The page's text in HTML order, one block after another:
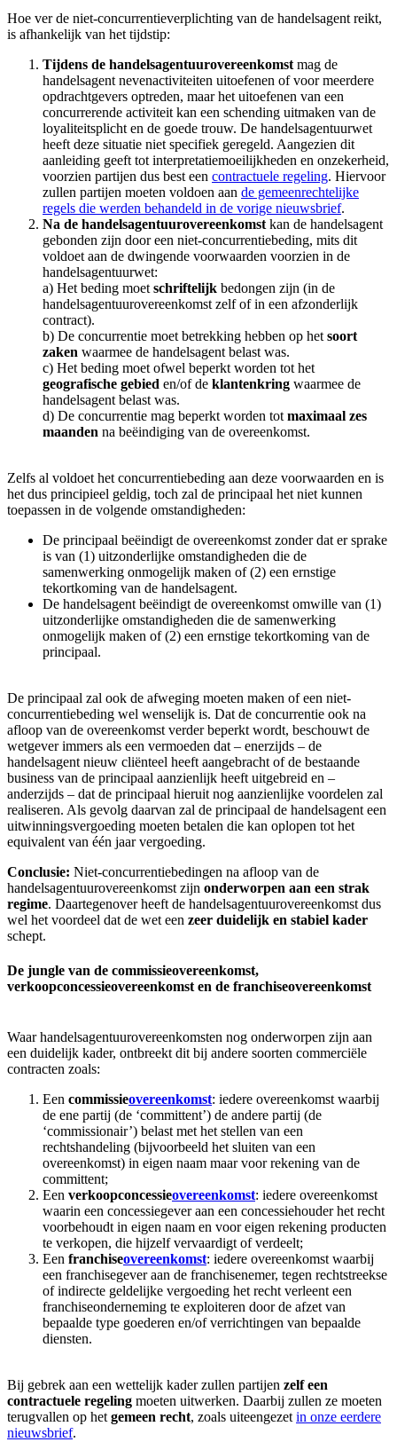
Hoe ver de niet-concurrentieverplichting van de handelsagent reikt,
is afhankelijk van het tijdstip:
Tijdens de handelsagentuurovereenkomst mag de
handelsagent nevenactiviteiten uitoefenen of voor meerdere
opdrachtgevers optreden, maar het uitoefenen van een
concurrerende activiteit kan een schending uitmaken van de
loyaliteitsplicht en de goede trouw. De handelsagentuurwet
heeft deze situatie niet specifiek geregeld. Aangezien dit
aanleiding geeft tot interpretatiemoeilijkheden en onzekerheid,
voorzien partijen dus best een contractuele regeling. Hiervoor
zullen partijen moeten voldoen aan de gemeenrechtelijke
regels die werden behandeld in de vorige nieuwsbrief.
Na de handelsagentuurovereenkomst kan de handelsagent
gebonden zijn door een niet-concurrentiebeding, mits dit
voldoet aan de dwingende voorwaarden voorzien in de
handelsagentuurwet:
a) Het beding moet schriftelijk bedongen zijn (in de
handelsagentuurovereenkomst zelf of in een afzonderlijk
contract).
b) De concurrentie moet betrekking hebben op het soort
zaken waarmee de handelsagent belast was.
c) Het beding moet ofwel beperkt worden tot het
geografische gebied en/of de klantenkring waarmee de
handelsagent belast was.
d) De concurrentie mag beperkt worden tot maximaal zes
maanden na beëindiging van de overeenkomst.
Zelfs al voldoet het concurrentiebeding aan deze voorwaarden en is
het dus principieel geldig, toch zal de principaal het niet kunnen
toepassen in de volgende omstandigheden:
De principaal beëindigt de overeenkomst zonder dat er sprake
is van (1) uitzonderlijke omstandigheden die de
samenwerking onmogelijk maken of (2) een ernstige
tekortkoming van de handelsagent.
De handelsagent beëindigt de overeenkomst omwille van (1)
uitzonderlijke omstandigheden die de samenwerking
onmogelijk maken of (2) een ernstige tekortkoming van de
principaal.
De principaal zal ook de afweging moeten maken of een niet-
concurrentiebeding wel wenselijk is. Dat de concurrentie ook na
afloop van de overeenkomst verder beperkt wordt, beschouwt de
wetgever immers als een vermoeden dat – enerzijds – de
handelsagent nieuw cliënteel heeft aangebracht of de bestaande
business van de principaal aanzienlijk heeft uitgebreid en –
anderzijds – dat de principaal hieruit nog aanzienlijke voordelen zal
realiseren. Als gevolg daarvan zal de principaal de handelsagent een
uitwinningsvergoeding moeten betalen die kan oplopen tot het
equivalent van één jaar vergoeding.
Conclusie: Niet-concurrentiebedingen na afloop van de
handelsagentuurovereenkomst zijn onderworpen aan een strak
regime. Daartegenover heeft de handelsagentuurovereenkomst dus
wel het voordeel dat de wet een zeer duidelijk en stabiel kader
schept.
De jungle van de commissieovereenkomst,
verkoopconcessieovereenkomst en de franchiseovereenkomst
Waar handelsagentuurovereenkomsten nog onderworpen zijn aan
een duidelijk kader, ontbreekt dit bij andere soorten commerciële
contracten zoals:
Een commissieovereenkomst: iedere overeenkomst waarbij
de ene partij (de ‘committent’) de andere partij (de
‘commissionair’) belast met het stellen van een
rechtshandeling (bijvoorbeeld het sluiten van een
overeenkomst) in eigen naam maar voor rekening van de
committent;
Een verkoopconcessieovereenkomst: iedere overeenkomst
waarin een concessiegever aan een concessiehouder het recht
voorbehoudt in eigen naam en voor eigen rekening producten
te verkopen, die hijzelf vervaardigt of verdeelt;
Een franchiseovereenkomst: iedere overeenkomst waarbij
een franchisegever aan de franchisenemer, tegen rechtstreekse
of indirecte geldelijke vergoeding het recht verleent een
franchiseonderneming te exploiteren door de afzet van
bepaalde type goederen en/of verrichtingen van bepaalde
diensten.
Bij gebrek aan een wettelijk kader zullen partijen zelf een
contractuele regeling moeten uitwerken. Daarbij zullen ze moeten
terugvallen op het gemeen recht, zoals uiteengezet in onze eerdere
nieuwsbrief.